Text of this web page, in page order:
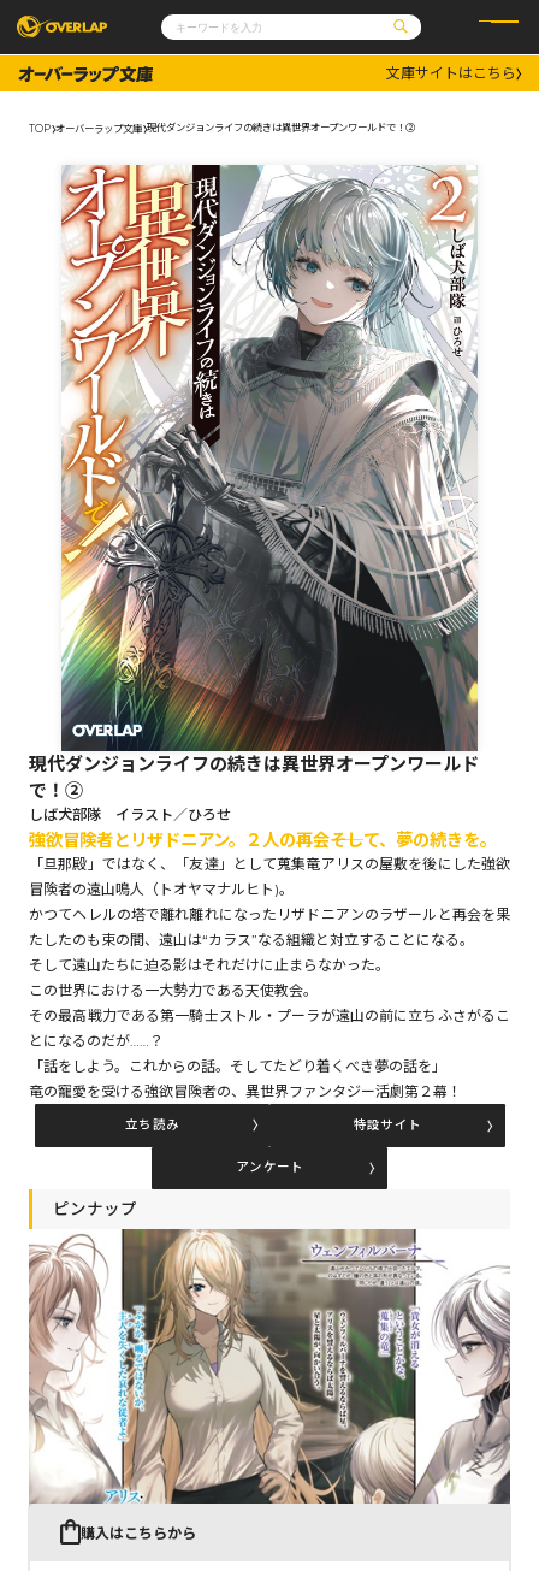
コミックガルド
コミッククリエ
文庫
ノベルス
その他
コミックエッセイ
ポケットモンスター
アニメ
ゲーム
通販・NEWS
OVERLAP STORE
オーバーラップ広報室
企業
会社概要
採用情報
アクセス
オーバーラップホールディングス
お問い合わせはこちら
オーバーラップ文庫
オーバーラップノベルス
オーバーラップノベルスf
ロサージュノベルス
コミックガルド
コミッククリエ
文庫サイトはこちら
TOP オーバーラップ文庫 現代ダンジョンライフの続きは異世界オープンワールドで！②
現代ダンジョンライフの続きは異世界オープンワールド
で！②
しば犬部隊 イラスト／ひろせ
強欲冒険者とリザドニアン。２人の再会――そして、夢の続きを。
「旦那殿」ではなく、「友達」として蒐集竜アリスの屋敷を後にした強欲
冒険者の遠山鳴人（トオヤマナルヒト)。
かつてヘレルの塔で離れ離れになったリザドニアンのラザールと再会を果
たしたのも束の間、遠山は“カラス”なる組織と対立することになる。
そして遠山たちに迫る影はそれだけに止まらなかった。
この世界における一大勢力である天使教会。
その最高戦力である第一騎士ストル・プーラが遠山の前に立ちふさがるこ
とになるのだが……？
「話をしよう。これからの話。そしてたどり着くべき夢の話を」
竜の寵愛を受ける強欲冒険者の、異世界ファンタジー活劇第２幕！
立ち読み 特設サイト
アンケート
ピンナップ
購入はこちらから